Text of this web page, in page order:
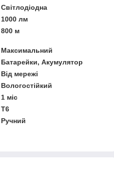
Світлодіодна
1000 лм
800 м
Максимальний
Батарейки, Акумулятор
Від мережі
Вологостійкий
1 міс
T6
Ручний